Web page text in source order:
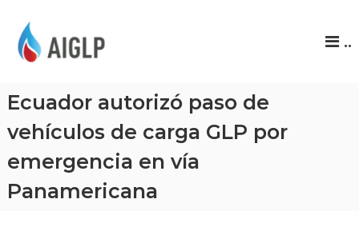
P
..
Ecuador autorizó paso de
vehículos de carga GLP por
emergencia en vía
Panamericana